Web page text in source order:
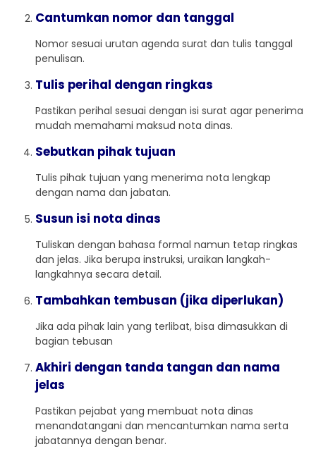
Cantumkan nomor dan tanggal
Nomor sesuai urutan agenda surat dan tulis tanggal
penulisan.
Tulis perihal dengan ringkas
Pastikan perihal sesuai dengan isi surat agar penerima
mudah memahami maksud nota dinas.
Sebutkan pihak tujuan
Tulis pihak tujuan yang menerima nota lengkap
dengan nama dan jabatan.
Susun isi nota dinas
Tuliskan dengan bahasa formal namun tetap ringkas
dan jelas. Jika berupa instruksi, uraikan langkah-
langkahnya secara detail.
Tambahkan tembusan (jika diperlukan)
Jika ada pihak lain yang terlibat, bisa dimasukkan di
bagian tebusan
Akhiri dengan tanda tangan dan nama
jelas
Pastikan pejabat yang membuat nota dinas
menandatangani dan mencantumkan nama serta
jabatannya dengan benar.